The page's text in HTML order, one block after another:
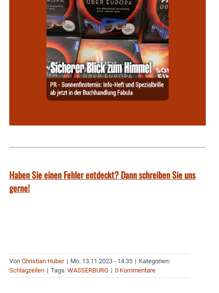
Haben Sie einen Fehler entdeckt? Dann schreiben Sie uns
gerne!
Von Christian Huber | Mo. 13.11.2023 - 14:35 | Kategorien:
Schlagzeilen | Tags: WASSERBURG | 0 Kommentare